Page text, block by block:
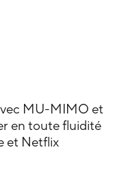
MU-MIMO et
en toute fluidité
et Netflix